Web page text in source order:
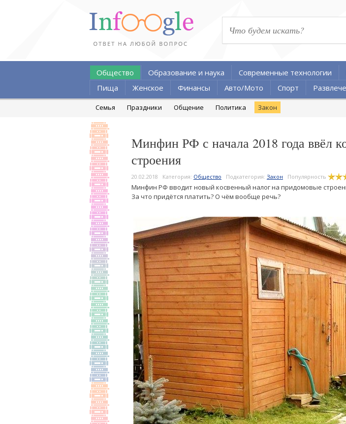
Общество Образование и наука Современные технологии
Пища
Женское Финансы Авто/Мото Спорт
Семья Праздники Общение Политика Закон
Минфин РФ с начала 2018 года ввёл
строения
20.02.2018 Категория: Общество Подкатегория: Закон Популярность
Минфин РФ вводит новый косвенный налог на придомовые
За что придётся платить? О чём вообще речь?